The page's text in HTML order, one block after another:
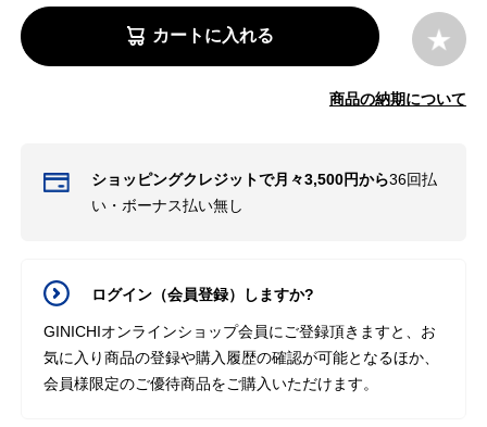
カートに入れる
商品の納期について
ショッピングクレジットで月々3,500円から36回払
い・ボーナス払い無し
ログイン（会員登録）しますか?
GINICHIオンラインショップ会員にご登録頂きますと、お
気に入り商品の登録や購入履歴の確認が可能となるほか、
会員様限定のご優待商品をご購入いただけます。